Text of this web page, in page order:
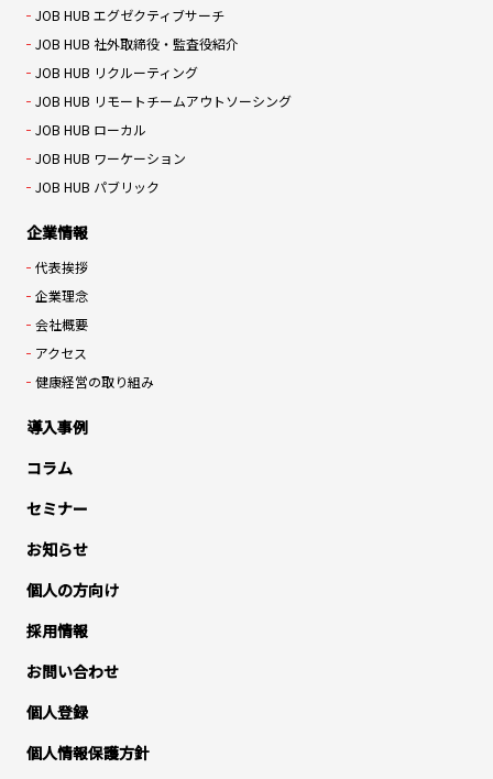
JOB HUB エグゼクティブサーチ
JOB HUB 社外取締役・監査役紹介
JOB HUB リクルーティング
JOB HUB リモートチームアウトソーシング
JOB HUB ローカル
JOB HUB ワーケーション
JOB HUB パブリック
企業情報
代表挨拶
企業理念
会社概要
アクセス
健康経営の取り組み
導入事例
コラム
セミナー
お知らせ
個人の方向け
採用情報
お問い合わせ
個人登録
個人情報保護方針